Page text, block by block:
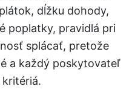
dĺžku dohody,
poplatky, pravidlá pri
splácať, pretože
a každý poskytovateľ